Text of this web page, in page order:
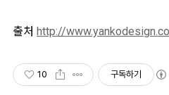
출처 http://
10 구독하기